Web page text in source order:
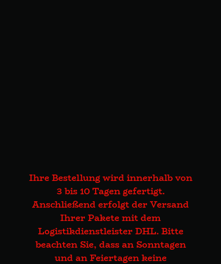
Ihre Bestellung wird innerhalb von
3 bis 10 Tagen gefertigt.
Anschließend erfolgt der Versand
Ihrer Pakete mit dem
Logistikdienstleister DHL. Bitte
beachten Sie, dass an Sonntagen
und an Feiertagen keine